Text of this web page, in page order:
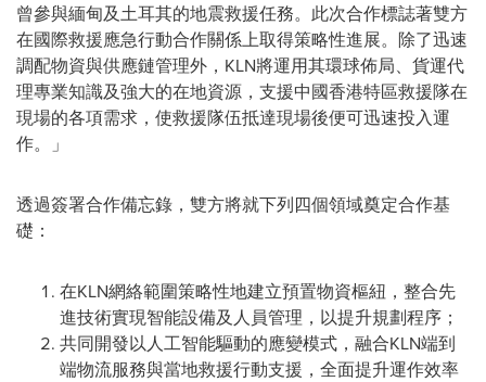
曾參與緬甸及土耳其的地震救援任務。此次合作標誌著雙方
在國際救援應急行動合作關係上取得策略性進展。除了迅速
調配物資與供應鏈管理外，KLN將運用其環球佈局、貨運代
理專業知識及強大的在地資源，支援中國香港特區救援隊在
現場的各項需求，使救援隊伍抵達現場後便可迅速投入運
作。」
透過簽署合作備忘錄，雙方將就下列四個領域奠定合作基
礎：
在KLN網絡範圍策略性地建立預置物資樞紐，整合先
進技術實現智能設備及人員管理，以提升規劃程序；
共同開發以人工智能驅動的應變模式，融合KLN端到
端物流服務與當地救援行動支援，全面提升運作效率